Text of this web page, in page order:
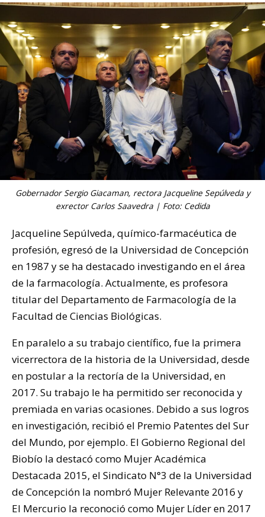
Gobernador Sergio Giacaman, rectora Jacqueline Sepúlveda y
exrector Carlos Saavedra | Foto: Cedida
Jacqueline Sepúlveda, químico-farmacéutica de
profesión, egresó de la Universidad de Concepción
en 1987 y se ha destacado investigando en el área
de la farmacología. Actualmente, es profesora
titular del Departamento de Farmacología de la
Facultad de Ciencias Biológicas.
En paralelo a su trabajo científico, fue la primera
vicerrectora de la historia de la Universidad, desde
en postular a la rectoría de la Universidad, en
2017. Su trabajo le ha permitido ser reconocida y
premiada en varias ocasiones. Debido a sus logros
en investigación, recibió el Premio Patentes del Sur
del Mundo, por ejemplo. El Gobierno Regional del
Biobío la destacó como Mujer Académica
Destacada 2015, el Sindicato N°3 de la Universidad
de Concepción la nombró Mujer Relevante 2016 y
El Mercurio la reconoció como Mujer Líder en 2017